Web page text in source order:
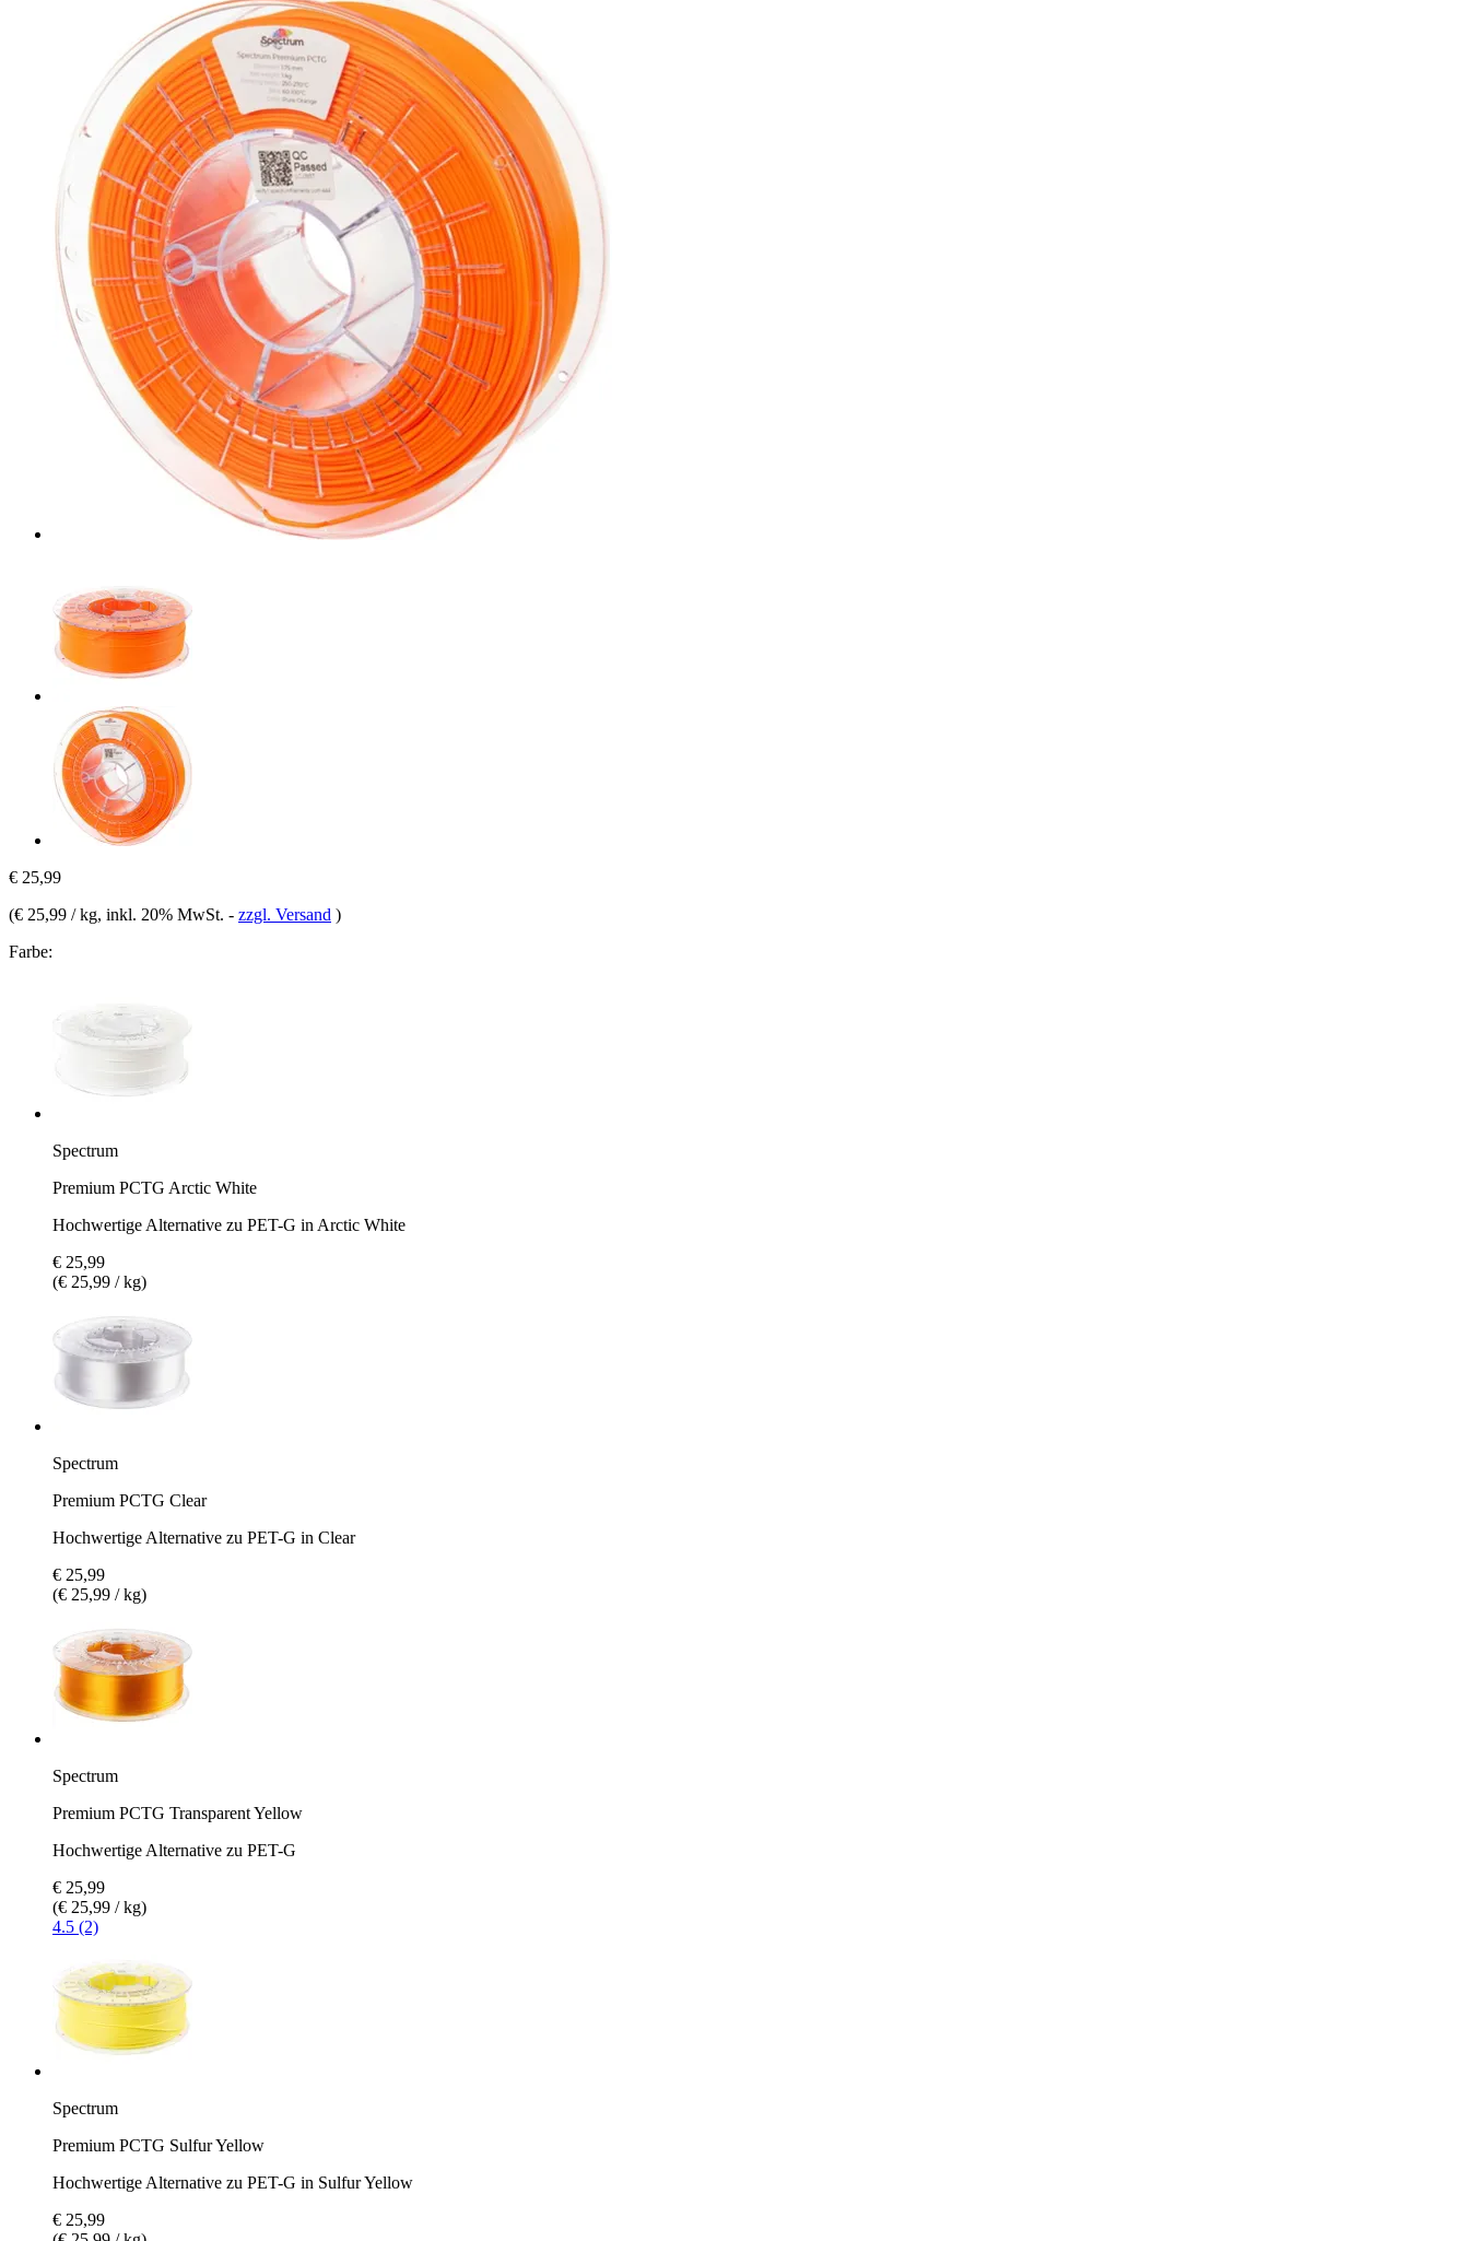
€ 25,99
(€ 25,99 / kg, inkl. 20% MwSt. - zzgl. Versand )
Farbe:
Spectrum
Premium PCTG Arctic White
Hochwertige Alternative zu PET-G in Arctic White
€ 25,99
(€ 25,99 / kg)
Spectrum
Premium PCTG Clear
Hochwertige Alternative zu PET-G in Clear
€ 25,99
(€ 25,99 / kg)
Spectrum
Premium PCTG Transparent Yellow
Hochwertige Alternative zu PET-G
€ 25,99
(€ 25,99 / kg)
4.5 (2)
Spectrum
Premium PCTG Sulfur Yellow
Hochwertige Alternative zu PET-G in Sulfur Yellow
€ 25,99